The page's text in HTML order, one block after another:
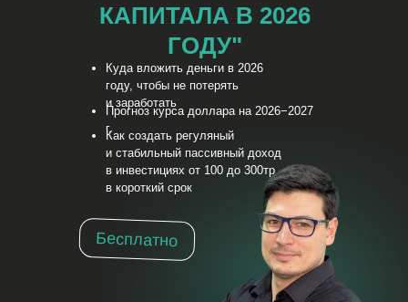
КАПИТАЛА В 2026
ГОДУ"
Как создать регуляный
и стабильный пассивный доход
в инвестициях от 100 до 300тр
в короткий срок
Прогноз курса доллара на 2026−2027
г.
Куда вложить деньги в 2026
году, чтобы не потерять
и заработать
Бесплатно